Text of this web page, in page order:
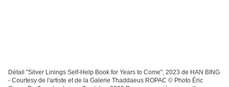
Détail "Silver Linings Self-Help Book for Years to Come", 2023 de HAN BING
- Courtesy de l'artiste et de la Galerie Thaddaeus ROPAC © Photo Éric